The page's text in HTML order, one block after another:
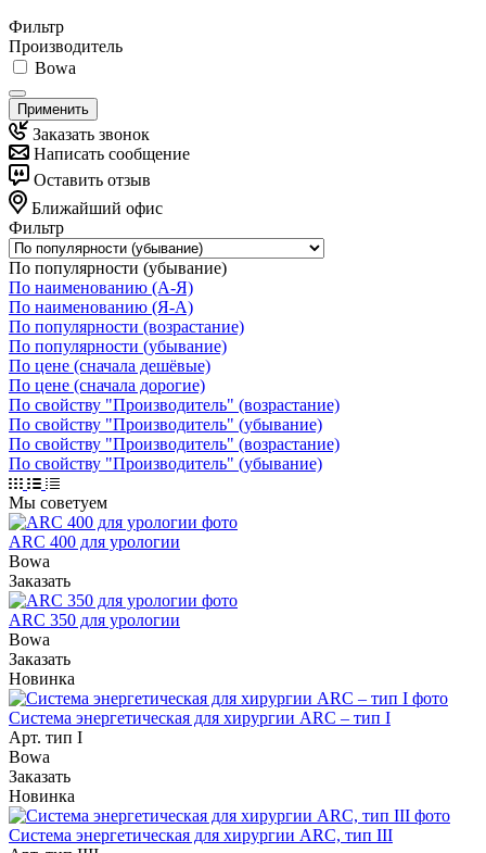
Фильтр
Производитель
Bowa
Применить
Заказать звонок
Написать сообщение
Оставить отзыв
Ближайший офис
Фильтр
По популярности (убывание)
По наименованию (А-Я)
По наименованию (Я-А)
По популярности (возрастание)
По популярности (убывание)
По цене (сначала дешёвые)
По цене (сначала дорогие)
По свойству "Производитель" (возрастание)
По свойству "Производитель" (убывание)
По свойству "Производитель" (возрастание)
По свойству "Производитель" (убывание)
Мы советуем
ARC 400 для урологии
Bowa
Заказать
ARC 350 для урологии
Bowa
Заказать
Новинка
Система энергетическая для хирургии ARC – тип I
Арт. тип I
Bowa
Заказать
Новинка
Система энергетическая для хирургии ARC, тип III